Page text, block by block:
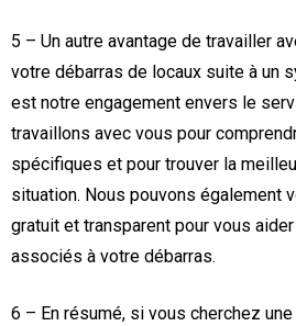
5 – Un autre avantage de travailler
votre débarras de locaux suite à un
est notre engagement envers le
travaillons avec vous pour
spécifiques et pour trouver la
situation. Nous pouvons également
gratuit et transparent pour vous
associés à votre débarras.
6 – En résumé, si vous cherchez